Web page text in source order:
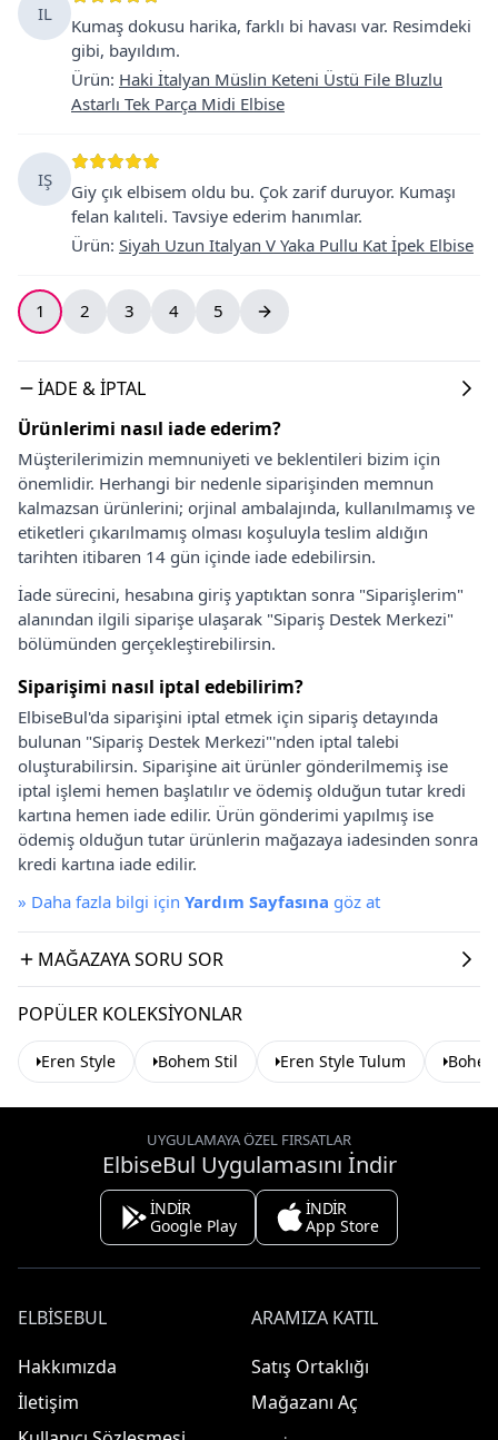
IL
Kumaş dokusu harika, farklı bi havası var. Resimdeki
gibi, bayıldım.
Ürün: Haki İtalyan Müslin Keteni Üstü File Bluzlu
Astarlı Tek Parça Midi Elbise
IŞ
Giy çık elbisem oldu bu. Çok zarif duruyor. Kumaşı
felan kalıteli. Tavsiye ederim hanımlar.
Ürün: Siyah Uzun Italyan V Yaka Pullu Kat İpek Elbise
1 2 3 4 5
İADE & İPTAL
Ürünlerimi nasıl iade ederim?
Müşterilerimizin memnuniyeti ve beklentileri bizim için
önemlidir. Herhangi bir nedenle siparişinden memnun
kalmazsan ürünlerini; orjinal ambalajında, kullanılmamış ve
etiketleri çıkarılmamış olması koşuluyla teslim aldığın
tarihten itibaren 14 gün içinde iade edebilirsin.
İade sürecini, hesabına giriş yaptıktan sonra "Siparişlerim"
alanından ilgili siparişe ulaşarak "Sipariş Destek Merkezi"
bölümünden gerçekleştirebilirsin.
Siparişimi nasıl iptal edebilirim?
ElbiseBul'da siparişini iptal etmek için sipariş detayında
bulunan "Sipariş Destek Merkezi"'nden iptal talebi
oluşturabilirsin. Siparişine ait ürünler gönderilmemiş ise
iptal işlemi hemen başlatılır ve ödemiş olduğun tutar kredi
kartına hemen iade edilir. Ürün gönderimi yapılmış ise
ödemiş olduğun tutar ürünlerin mağazaya iadesinden sonra
kredi kartına iade edilir.
» Daha fazla bilgi için Yardım Sayfasına göz at
MAĞAZAYA SORU SOR
POPÜLER KOLEKSIYONLAR
Eren Style Bohem Stil Eren Style Tulum
UYGULAMAYA ÖZEL FIRSATLAR
ElbiseBul Uygulamasını İndir
İNDİR
Google Play
İNDİR
App Store
ELBISEBUL
Hakkımızda
İletişim
ARAMIZA KATIL
Satış Ortaklığı
Mağazanı Aç